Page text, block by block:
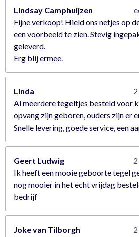
Lindsay Camphuijzen
Fijne verkoop! Hield ons netjes op
een voorbeeld te zien. Stevig
geleverd.
Erg blij ermee.
Linda
Al meerdere tegeltjes besteld voor
opvang zijn geboren, ouders zijn er
Snelle levering, goede service, een
Geert Ludwig
Ik heeft een mooie geboorte tegel
nog mooier in het echt vrijdag
bedrijf
Joke van Tilborgh